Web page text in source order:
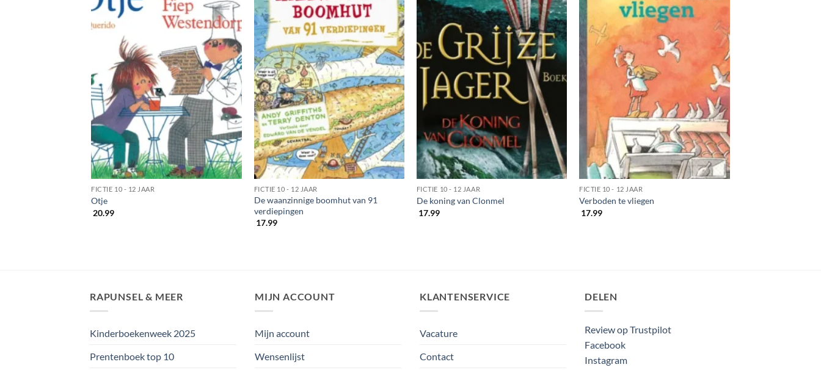
FICTIE 10 - 12 JAAR
Otje
20.99
FICTIE 10 - 12 JAAR
De waanzinnige boomhut van 91
verdiepingen
17.99
FICTIE 10 - 12 JAAR
De koning van Clonmel
17.99
FICTIE 10 - 12 JAAR
Verboden te vliegen
17.99
RAPUNSEL & MEER
Kinderboekenweek 2025
Prentenboek top 10
MIJN ACCOUNT
Mijn account
Wensenlijst
KLANTENSERVICE
Vacature
Contact
DELEN
Review op Trustpilot
Facebook
Instagram